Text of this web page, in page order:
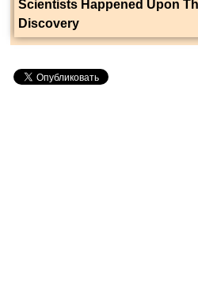
Scientists Happened Upon
Discovery